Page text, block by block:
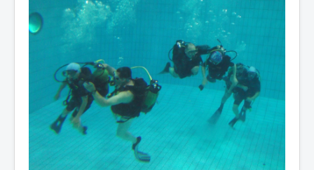
Notre actualité
Inscription
Contacter le club